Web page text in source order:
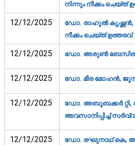
നിന്നും നീക്കം ചെയ്ത്
12/12/2025
ഡോ. രാഹുല്‍ കൃഷ്ണന്‍,
നീക്കം ചെയ്ത് ഉത്തരവ്‌
12/12/2025 ഡോ. അരുണ്‍ ബേസില്‍
12/12/2025 ഡോ. മീര മോഹന്‍,
12/12/2025
ഡോ. അബൂബക്കര്‍ റ്റി,
അവസാനിപ്പിച്ച്
12/12/2025
ഡോ. രഘുനാഥ് കെ,